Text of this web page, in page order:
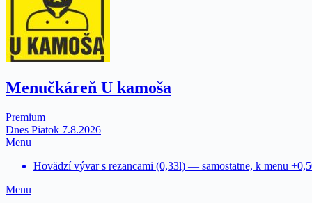
Menučkáreň U kamoša
Premium
Dnes Piatok 7.8.2026
Menu
Hovädzí vývar s rezancami (0,33l) — samostatne, k menu
Menu